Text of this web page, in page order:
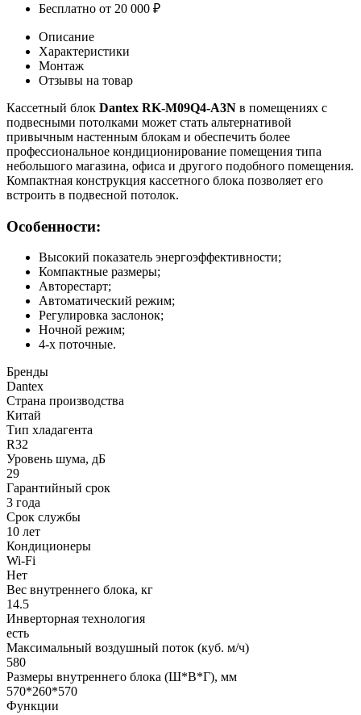
Бесплатно от 20 000 ₽
Описание
Характеристики
Монтаж
Отзывы на товар
Кассетный блок Dantex RK-M09Q4-A3N в помещениях с
подвесными потолками может стать альтернативой
привычным настенным блокам и обеспечить более
профессиональное кондиционирование помещения типа
небольшого магазина, офиса и другого подобного помещения.
Компактная конструкция кассетного блока позволяет его
встроить в подвесной потолок.
Особенности:
Высокий показатель энергоэффективности;
Компактные размеры;
Авторестарт;
Автоматический режим;
Регулировка заслонок;
Ночной режим;
4-х поточные.
Бренды
Dantex
Страна производства
Китай
Тип хладагента
R32
Уровень шума, дБ
29
Гарантийный срок
3 года
Срок службы
10 лет
Кондиционеры
Wi-Fi
Нет
Вес внутреннего блока, кг
14.5
Инверторная технология
есть
Максимальный воздушный поток (куб. м/ч)
580
Размеры внутреннего блока (Ш*В*Г), мм
570*260*570
Функции